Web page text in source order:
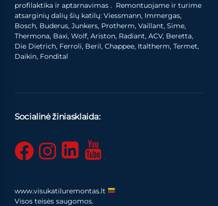
profilaktika ir aptarnavimas . Remontuojame ir turime
atsarginių dalių šių katilų: Viessmann, Immergas,
Bosch, Buderus, Junkers, Protherm, Vaillant, Sime,
Thermona, Baxi, Wolf, Ariston, Radiant, ACV, Beretta,
Die Dietrich, Ferroli, Beril, Chappee, Italtherm, Termet,
Daikin, Fondital
Socialinė žiniasklaida:
www.visukatiluremontas.lt
Visos teisės saugomos.